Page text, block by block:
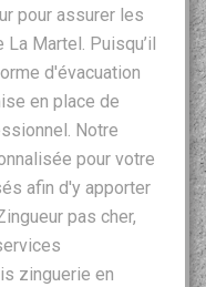
pour assurer les
Martel. Puisqu’il
d'évacuation
en place de
Notre
pour votre
afin d'y apporter
pas cher,
zinguerie en